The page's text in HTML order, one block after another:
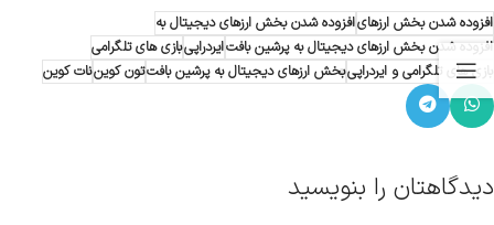
افزوده شدن بخش ارزهایافزوده شدن بخش ارزهای دیجیتال به
افزوده شدن بخش ارزهای دیجیتال به پرشین بافتایردراپیبازی های تلگرامی
بازی های تلگرامی و ایردراپیبخش ارزهای دیجیتال به پرشین بافتتون کویننات کوین
دیدگاهتان را بنویسید